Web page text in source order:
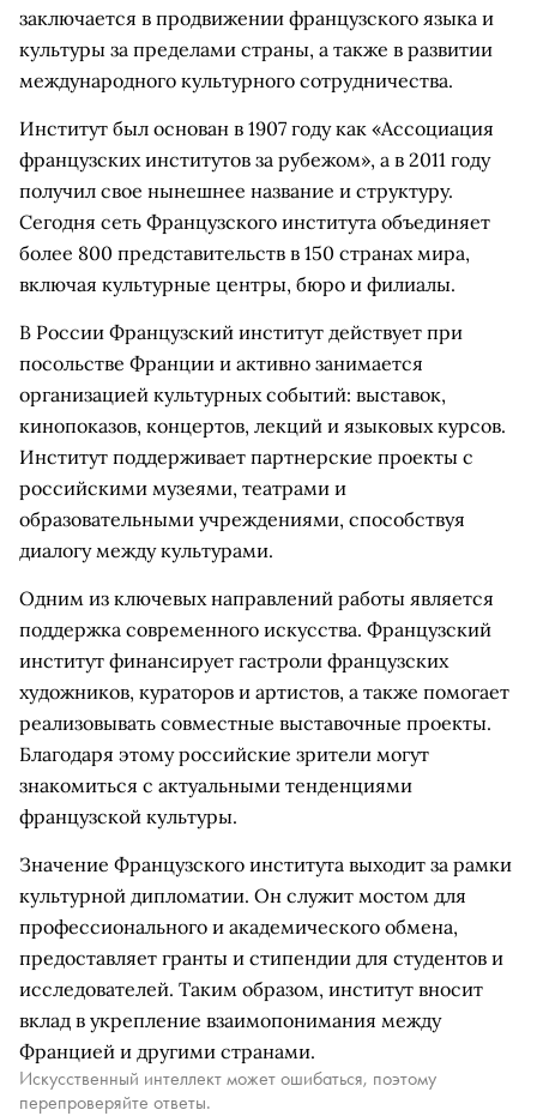
заключается в продвижении французского языка и
культуры за пределами страны, а также в развитии
международного культурного сотрудничества.
Институт был основан в 1907 году как «Ассоциация
французских институтов за рубежом», а в 2011 году
получил свое нынешнее название и структуру.
Сегодня сеть Французского института объединяет
более 800 представительств в 150 странах мира,
включая культурные центры, бюро и филиалы.
В России Французский институт действует при
посольстве Франции и активно занимается
организацией культурных событий: выставок,
кинопоказов, концертов, лекций и языковых курсов.
Институт поддерживает партнерские проекты с
российскими музеями, театрами и
образовательными учреждениями, способствуя
диалогу между культурами.
Одним из ключевых направлений работы является
поддержка современного искусства. Французский
институт финансирует гастроли французских
художников, кураторов и артистов, а также помогает
реализовывать совместные выставочные проекты.
Благодаря этому российские зрители могут
знакомиться с актуальными тенденциями
французской культуры.
Значение Французского института выходит за рамки
культурной дипломатии. Он служит мостом для
профессионального и академического обмена,
предоставляет гранты и стипендии для студентов и
исследователей. Таким образом, институт вносит
вклад в укрепление взаимопонимания между
Францией и другими странами.
Искусственный интеллект может ошибаться, поэтому
перепроверяйте ответы.